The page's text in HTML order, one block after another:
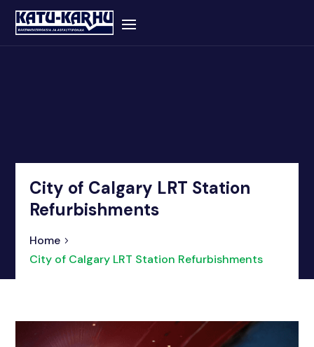
City of Calgary LRT Station
Refurbishments
Home
City of Calgary LRT Station Refurbishments